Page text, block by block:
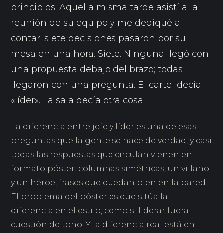
principios. Aquella misma tarde asistí a la
reunión de su equipo y me dediqué a
contar: siete decisiones pasaron por su
mesa en una hora. Siete. Ninguna llegó con
una propuesta debajo del brazo; todas
llegaron con una pregunta. El cartel decía
«líder». La sala decía otra cosa.
La diferencia entre jefe y líder es una de esas
preguntas que la gente se hace de verdad, y casi
todas las respuestas que circulan vienen en
formato póster: columnas simétricas, un villano
y un héroe, frases que quedan bien en la pared.
El problema del póster es que sitúa la
diferencia en el estilo, como si liderar fuera
cuestión de tono. Y la diferencia real está en